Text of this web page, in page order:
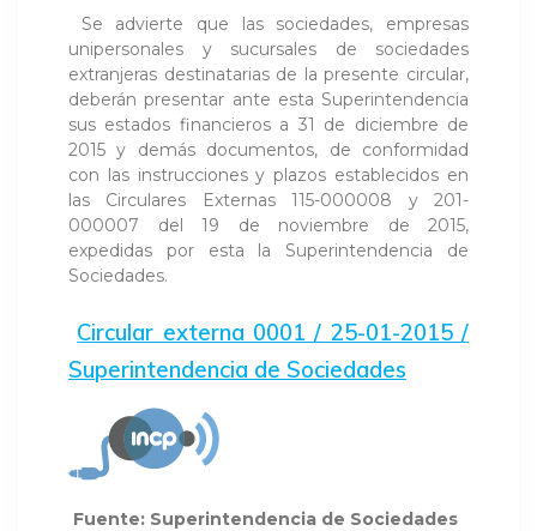
Se advierte que las sociedades, empresas
unipersonales y sucursales de sociedades
extranjeras destinatarias de la presente circular,
deberán presentar ante esta Superintendencia
sus estados financieros a 31 de diciembre de
2015 y demás documentos, de conformidad
con las instrucciones y plazos establecidos en
las Circulares Externas 115-000008 y 201-
000007 del 19 de noviembre de 2015,
expedidas por esta la Superintendencia de
Sociedades.
Circular externa 0001 / 25-01-2015 /
Superintendencia de Sociedades
Fuente: Superintendencia de Sociedades